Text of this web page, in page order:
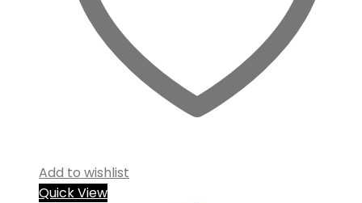
Add to wishlist
Quick View